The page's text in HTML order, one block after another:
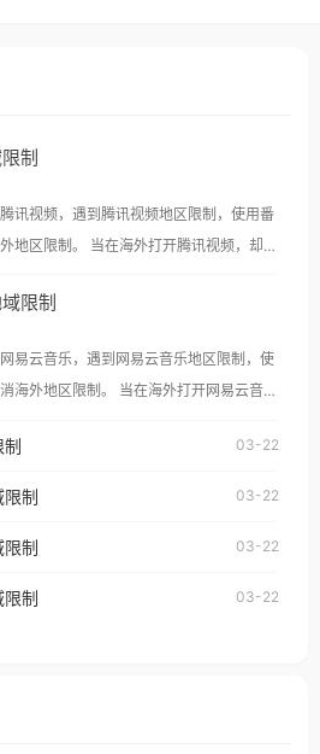
制
讯视频，遇到腾讯视频地区限制，使用番
在海外打开腾讯视频，却突
平台一样，出现地区及版权限制问题，且
播放。 遇到这个问题的朋友们，
、加拿大、澳大利亚、欧洲等国家和地区
扰。
限制
易云音乐，遇到网易云音乐地区限制，使
限制。 当在海外打开网易云音
港、澳门、台湾、美
能在中国大陆地区播放。 遇到这个问题
云音乐地区版权限制」的问题，无论人在
制 03-22
限制 03-22
限制 03-22
限制 03-22